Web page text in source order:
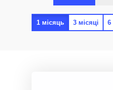
1 мiсяць 3 мiсяцi 6